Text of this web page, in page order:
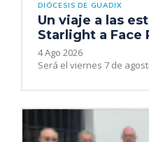
DIÓCESIS DE GUADIX
Un viaje a las
Starlight a Face
4 Ago 2026
Será el viernes 7 de